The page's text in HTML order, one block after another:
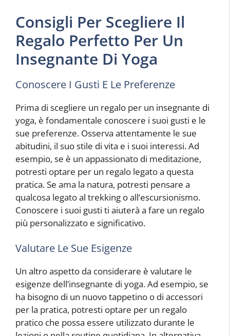
Consigli Per Scegliere Il
Regalo Perfetto Per Un
Insegnante Di Yoga
Conoscere I Gusti E Le Preferenze
Prima di scegliere un regalo per un insegnante di
yoga, è fondamentale conoscere i suoi gusti e le
sue preferenze. Osserva attentamente le sue
abitudini, il suo stile di vita e i suoi interessi. Ad
esempio, se è un appassionato di meditazione,
potresti optare per un regalo legato a questa
pratica. Se ama la natura, potresti pensare a
qualcosa legato al trekking o all’escursionismo.
Conoscere i suoi gusti ti aiuterà a fare un regalo
più personalizzato e significativo.
Valutare Le Sue Esigenze
Un altro aspetto da considerare è valutare le
esigenze dell’insegnante di yoga. Ad esempio, se
ha bisogno di un nuovo tappetino o di accessori
per la pratica, potresti optare per un regalo
pratico che possa essere utilizzato durante le